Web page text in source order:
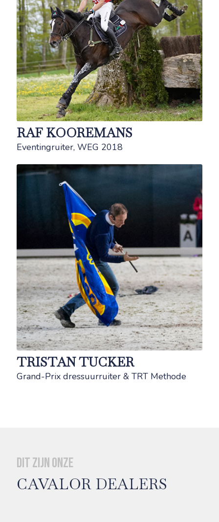
RAF KOOREMANS
Eventingruiter, WEG 2018
TRISTAN TUCKER
Grand-Prix dressuurruiter & TRT Methode
Dit zijn onze
CAVALOR DEALERS